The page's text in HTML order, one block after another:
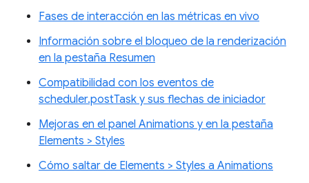
Fases de interacción en las métricas en vivo
Información sobre el bloqueo de la renderización
en la pestaña Resumen
Compatibilidad con los eventos de
scheduler.postTask y sus flechas de iniciador
Mejoras en el panel Animations y en la pestaña
Elements > Styles
Cómo saltar de Elements > Styles a Animations